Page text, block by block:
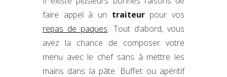
faire appel à un traiteurpour vos
repas de paques. Tout d’abord, vous
avez la chance de composer votre
menu avec le chef sans à mettre les
mains dans la pâte. Buffet ou apéritif